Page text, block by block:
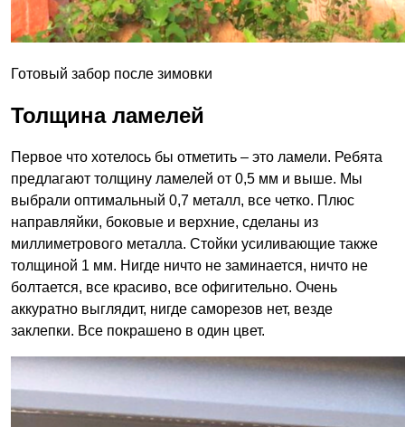
Готовый забор после зимовки
Толщина ламелей
Первое что хотелось бы отметить – это ламели. Ребята
предлагают толщину ламелей от 0,5 мм и выше. Мы
выбрали оптимальный 0,7 металл, все четко. Плюс
направляйки, боковые и верхние, сделаны из
миллиметрового металла. Стойки усиливающие также
толщиной 1 мм. Нигде ничто не заминается, ничто не
болтается, все красиво, все офигительно. Очень
аккуратно выглядит, нигде саморезов нет, везде
заклепки. Все покрашено в один цвет.